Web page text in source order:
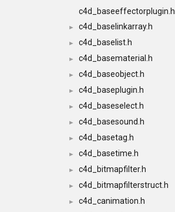
c4d_baseeffectorplugin.h
► c4d_baselinkarray.h
► c4d_baselist.h
► c4d_basematerial.h
► c4d_baseobject.h
► c4d_baseplugin.h
► c4d_baseselect.h
► c4d_basesound.h
► c4d_basetag.h
► c4d_basetime.h
► c4d_bitmapfilter.h
► c4d_bitmapfilterstruct.h
►
c4d_canimation.h